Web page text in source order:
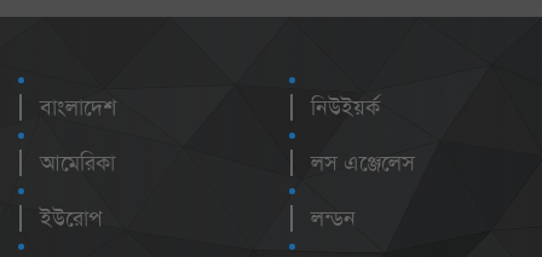
বাংলাদেশ
আমেরিকা
ইউরোপ
নিউইয়র্ক
লস এঞ্জেলেস
লন্ডন